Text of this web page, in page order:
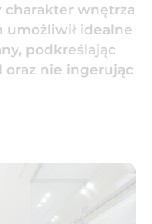
charakter wnętrza
idealne
podkreślając
oraz nie ingerując